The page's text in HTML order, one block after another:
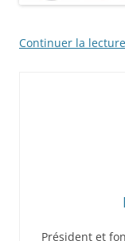
Continuer la lecture
Président et